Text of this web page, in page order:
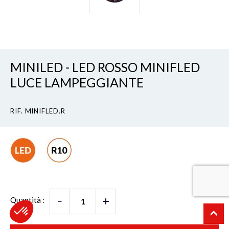
MINILED - LED ROSSO MINIFLED
LUCE LAMPEGGIANTE
RIF. MINIFLED.R
Quantità :